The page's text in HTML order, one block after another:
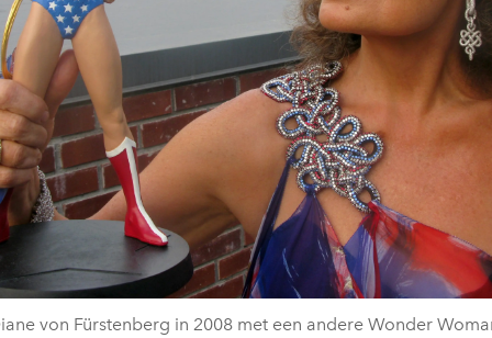
von Fürstenberg in 2008 met een andere Wonder